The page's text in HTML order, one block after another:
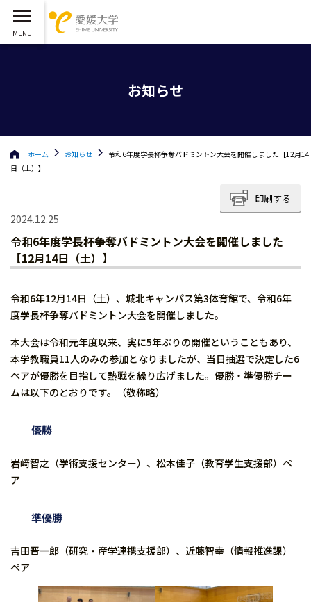
お知らせ
ホーム お知らせ
令和6年度学長杯争奪バドミントン大会を開催しました【12月14
日（土）】
印刷する
2024.12.25
令和6年度学長杯争奪バドミントン大会を開催しました
【12月14日（土）】
令和6年12月14日（土）、城北キャンパス第3体育館で、令和6年
度学長杯争奪バドミントン大会を開催しました。
本大会は令和元年度以来、実に5年ぶりの開催ということもあり、
本学教職員11人のみの参加となりましたが、当日抽選で決定した6
ペアが優勝を目指して熱戦を繰り広げました。優勝・準優勝チー
ムは以下のとおりです。（敬称略）
優勝
岩﨑智之（学術支援センター）、松本佳子（教育学生支援部）ペ
ア
準優勝
吉田晋一郎（研究・産学連携支援部）、近藤智幸（情報推進課）
ペア